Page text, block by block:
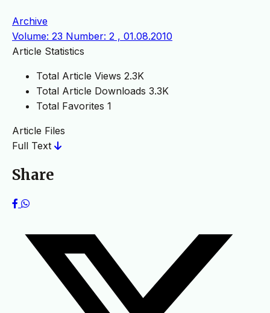
Archive
Volume: 23 Number: 2 , 01.08.2010
Article Statistics
Total Article Views 2.3K
Total Article Downloads 3.3K
Total Favorites 1
Article Files
Full Text
Share